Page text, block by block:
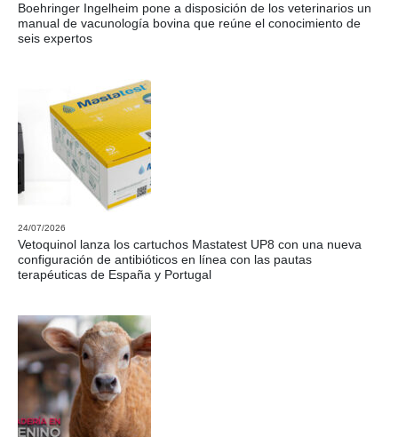
Boehringer Ingelheim pone a disposición de los veterinarios un
manual de vacunología bovina que reúne el conocimiento de
seis expertos
24/07/2026
Vetoquinol lanza los cartuchos Mastatest UP8 con una nueva
configuración de antibióticos en línea con las pautas
terapéuticas de España y Portugal